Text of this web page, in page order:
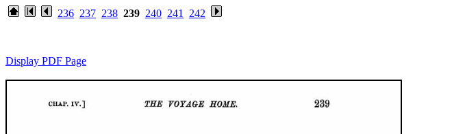
236 237 238 239 240 241 242
Display PDF Page